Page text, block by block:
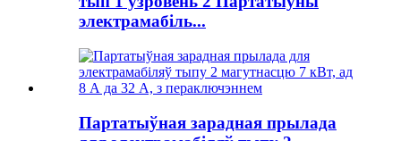
электрамабіль...
Партатыўная зарадная прылада